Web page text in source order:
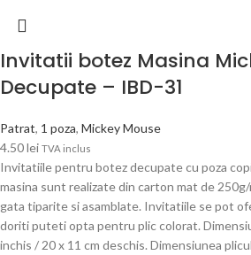
Invitatii botez Masina
Decupate – IBD-31
Patrat, 1 poza, Mickey Mouse
4.50lei TVA inclus
Invitatiile pentru botez decupate cu poza
masina sunt realizate din carton mat de
gata tiparite si asamblate. Invitatiile se pot
doriti puteti opta pentru plic colorat.
inchis / 20 x 11 cm deschis. Dimensiunea